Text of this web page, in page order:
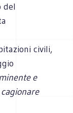
del
civili,
e